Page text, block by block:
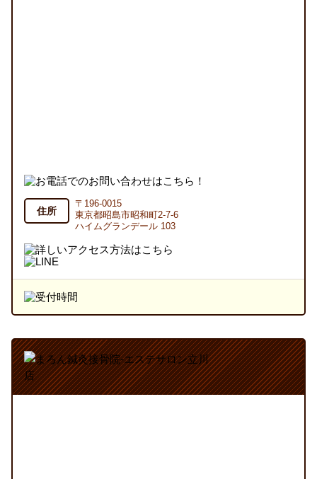
住所
〒196-0015
東京都昭島市昭和町2-7-6
ハイムグランデール 103